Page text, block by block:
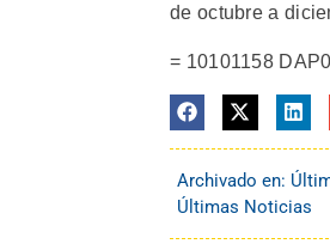
de octubre a
= 10101158
Archivado en:
Últimas Noticias